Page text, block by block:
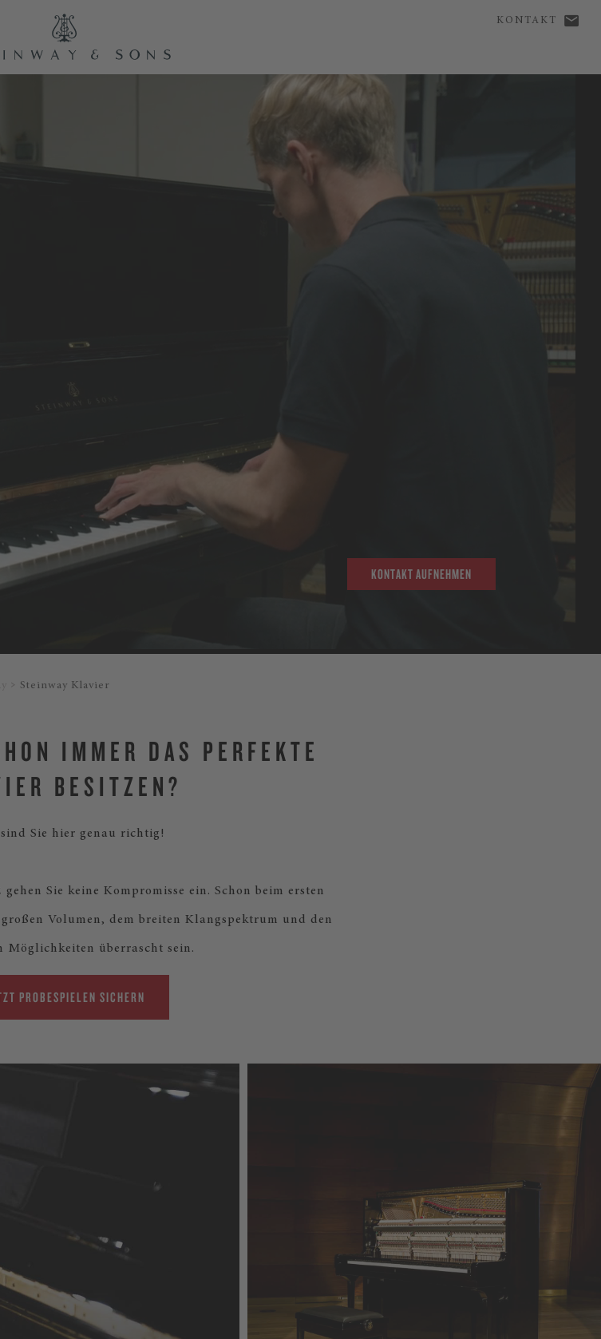
KONTAKT
KONTAKT AUFNEHMEN
Steinway Klavier
IMMER DAS PERFEKTE
BESITZEN?
Sie hier genau richtig!
Sie keine Kompromisse ein. Schon beim ersten
Volumen, dem breiten Klangspektrum und den
Möglichkeiten überrascht sein.
PROBESPIELEN SICHERN